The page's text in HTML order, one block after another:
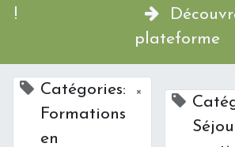
!
plateforme
Catégories:
Formations
en
×